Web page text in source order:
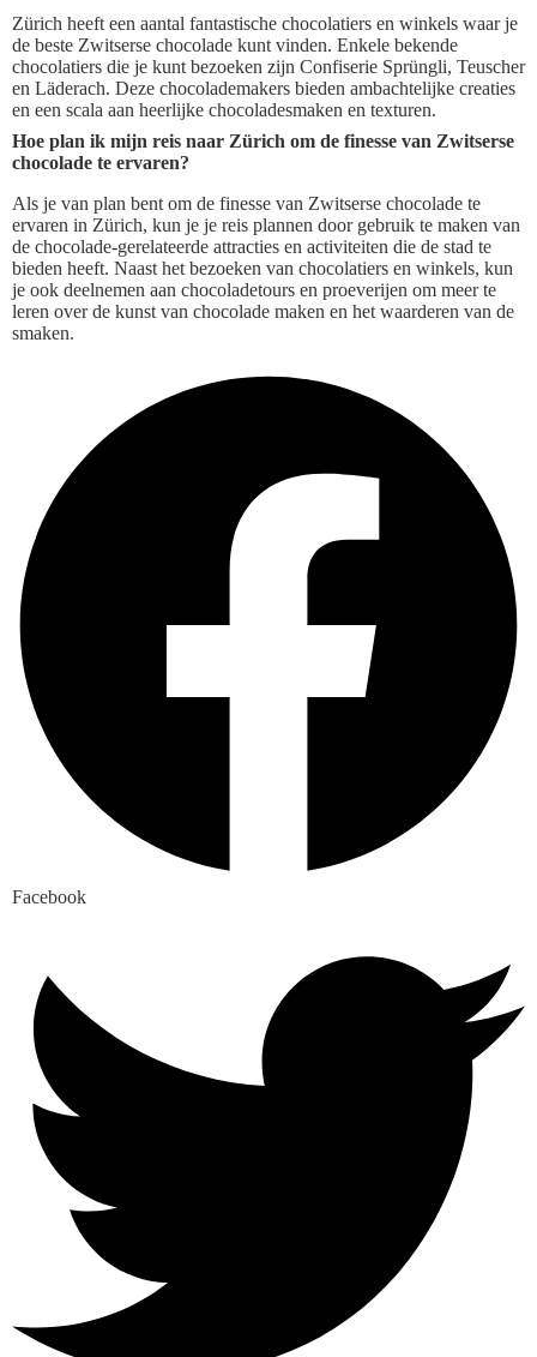
Zürich heeft een aantal fantastische chocolatiers en winkels waar je
de beste Zwitserse chocolade kunt vinden. Enkele bekende
chocolatiers die je kunt bezoeken zijn Confiserie Sprüngli, Teuscher
en Läderach. Deze chocolademakers bieden ambachtelijke creaties
en een scala aan heerlijke chocoladesmaken en texturen.
Hoe plan ik mijn reis naar Zürich om de finesse van Zwitserse
chocolade te ervaren?
Als je van plan bent om de finesse van Zwitserse chocolade te
ervaren in Zürich, kun je je reis plannen door gebruik te maken van
de chocolade-gerelateerde attracties en activiteiten die de stad te
bieden heeft. Naast het bezoeken van chocolatiers en winkels, kun
je ook deelnemen aan chocoladetours en proeverijen om meer te
leren over de kunst van chocolade maken en het waarderen van de
smaken.
Facebook